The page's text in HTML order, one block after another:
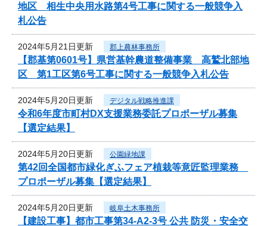
地区 相生中央用水路第4号工事に関する一般競争入
札公告
2024年5月21日更新 郡上農林事務所
【郡基第0601号】県営基幹農道整備事業 高鷲北部地
区 第1工区第6号工事に関する一般競争入札公告
2024年5月20日更新 デジタル戦略推進課
令和6年度市町村DX支援業務委託プロポーザル募集
【選定結果】
2024年5月20日更新 公園緑地課
第42回全国都市緑化ぎふフェア植栽等意匠監理業務
プロポーザル募集【選定結果】
2024年5月20日更新 岐阜土木事務所
【建設工事】都市工事第34-A2-3号 公共 防災・安全交